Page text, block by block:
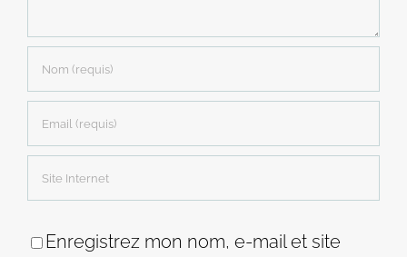
Enregistrez mon nom, e-mail et site